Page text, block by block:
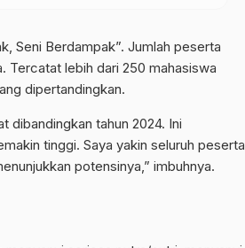
Seni Berdampak”. Jumlah peserta
Tercatat lebih dari 250 mahasiswa
dipertandingkan.
dibandingkan tahun 2024. Ini
tinggi. Saya yakin seluruh peserta
potensinya,” imbuhnya.